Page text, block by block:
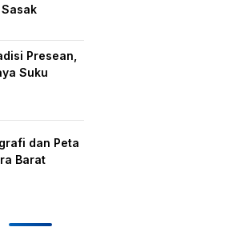
Presean,
Suku
dan Peta
Barat